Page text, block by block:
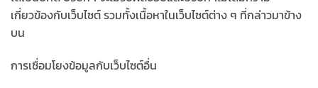
เกี่ยวข้องกับเว็บไซต์ รวมทั้งเนื้อหาในเว็บไซต์ต่าง ๆ ที่กล่าวมาข้าง
บน
การเชื่อมโยงข้อมูลกับเว็บไซต์อื่น